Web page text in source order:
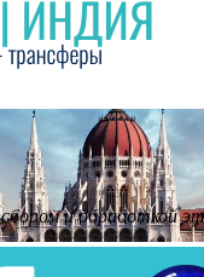
и обработкой